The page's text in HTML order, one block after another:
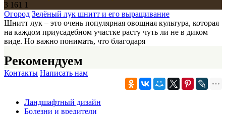
3 161 1
Огород Зелёный лук шнитт и его выращивание
Шнитт лук – это очень популярная овощная культура, которая
на каждом приусадебном участке расту чуть ли не в диком
виде. Но важно понимать, что благодаря
Рекомендуем
Контакты Написать нам
Ландшафтный дизайн
Болезни и вредители